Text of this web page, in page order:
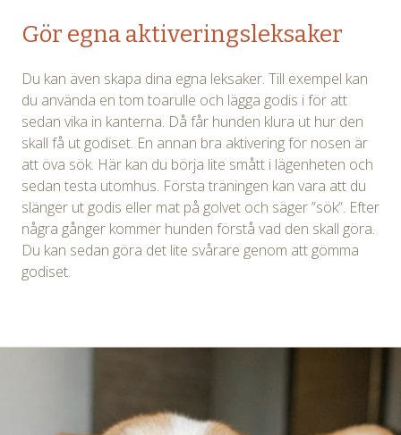
Gör egna aktiveringsleksaker
Du kan även skapa dina egna leksaker. Till exempel kan
du använda en tom toarulle och lägga godis i för att
sedan vika in kanterna. Då får hunden klura ut hur den
skall få ut godiset. En annan bra aktivering för nosen är
att öva sök. Här kan du börja lite smått i lägenheten och
sedan testa utomhus. Första träningen kan vara att du
slänger ut godis eller mat på golvet och säger ”sök”. Efter
några gånger kommer hunden förstå vad den skall göra.
Du kan sedan göra det lite svårare genom att gömma
godiset.